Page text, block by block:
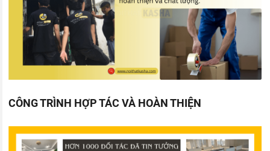
CÔNG TRÌNH HỢP TÁC VÀ HOÀN THIỆN